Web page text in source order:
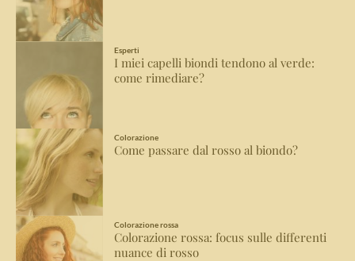
Esperti
I miei capelli biondi tendono al verde:
come rimediare?
Colorazione
Come passare dal rosso al biondo?
Colorazione rossa
Colorazione rossa: focus sulle differenti
nuance di rosso